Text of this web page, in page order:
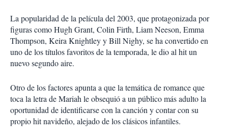
La popularidad de la película del 2003, que protagonizada por
figuras como Hugh Grant, Colin Firth, Liam Neeson, Emma
Thompson, Keira Knightley y Bill Nighy, se ha convertido en
uno de los títulos favoritos de la temporada, le dio al hit un
nuevo segundo aire.
Otro de los factores apunta a que la temática de romance que
toca la letra de Mariah le obsequió a un público más adulto la
oportunidad de identificarse con la canción y contar con su
propio hit navideño, alejado de los clásicos infantiles.